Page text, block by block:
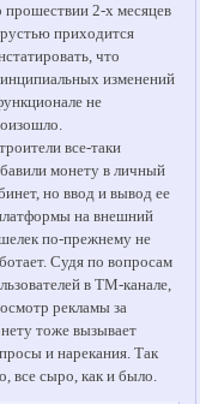
прошествии 2-х месяцев
приходится
что
изменений
не
все-таки
монету в личный
но ввод и вывод ее
на внешний
по-прежнему не
Судя по вопросам
в TM-канале,
рекламы за
тоже вызывает
и нарекания. Так
все сыро, как и было.